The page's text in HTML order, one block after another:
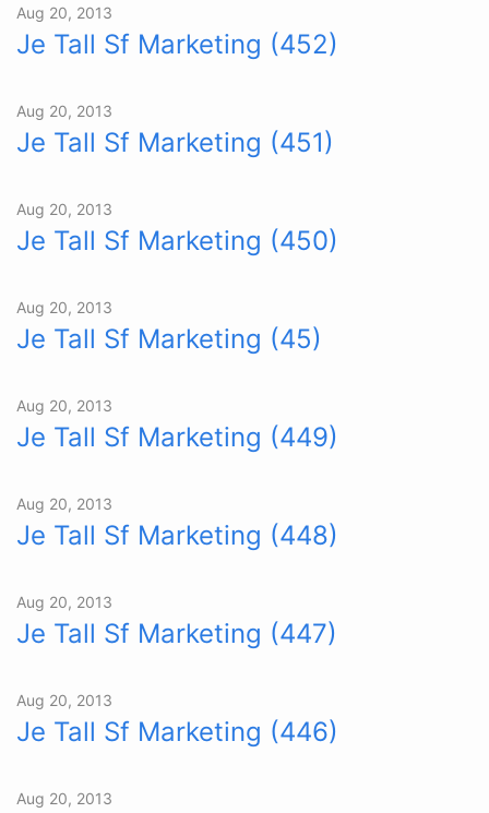
Aug 20, 2013
Je Tall Sf Marketing (452)
Aug 20, 2013
Je Tall Sf Marketing (451)
Aug 20, 2013
Je Tall Sf Marketing (450)
Aug 20, 2013
Je Tall Sf Marketing (45)
Aug 20, 2013
Je Tall Sf Marketing (449)
Aug 20, 2013
Je Tall Sf Marketing (448)
Aug 20, 2013
Je Tall Sf Marketing (447)
Aug 20, 2013
Je Tall Sf Marketing (446)
Aug 20, 2013